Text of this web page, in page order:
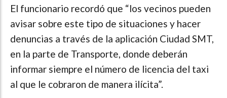
El funcionario recordó que “los vecinos pueden
avisar sobre este tipo de situaciones y hacer
denuncias a través de la aplicación Ciudad SMT,
en la parte de Transporte, donde deberán
informar siempre el número de licencia del taxi
al que le cobraron de manera ilícita”.